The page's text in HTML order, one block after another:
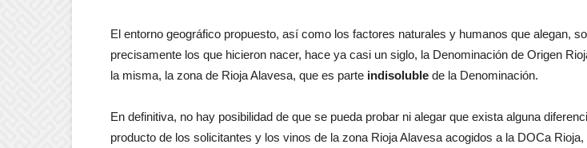
El entorno geográfico propuesto, así como los factores naturales y humanos que alegan,
precisamente los que hicieron nacer, hace ya casi un siglo, la Denominación de Origen
la misma, la zona de Rioja Alavesa, que es parte indisoluble de la Denominación.
En definitiva, no hay posibilidad de que se pueda probar ni alegar que exista alguna
producto de los solicitantes y los vinos de la zona Rioja Alavesa acogidos a la DOCa